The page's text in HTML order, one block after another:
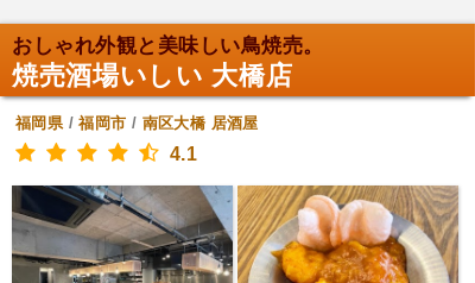
おしゃれ外観と美味しい鳥焼売。
焼売酒場いしい 大橋店
福岡県/福岡市 / 南区大橋 居酒屋
4.1